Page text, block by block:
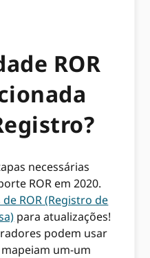
ROR
necessárias
ROR em 2020.
ROR (Registro de
para atualizações!
podem usar
um-um